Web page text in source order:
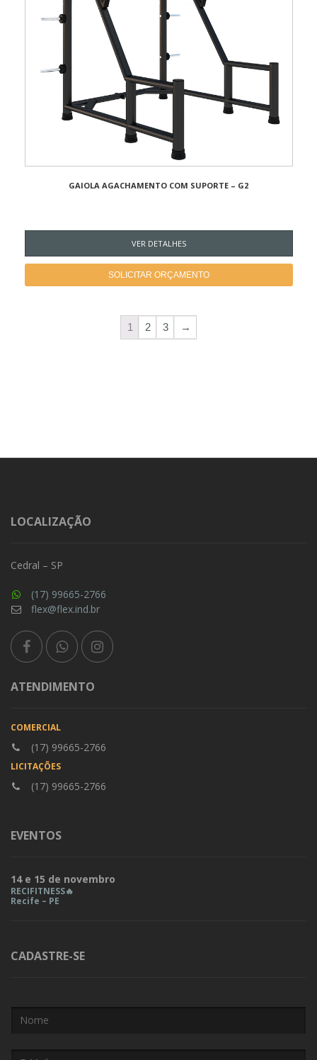
GAIOLA AGACHAMENTO COM SUPORTE – G2
VER DETALHES
SOLICITAR ORÇAMENTO
1 2 3 →
LOCALIZAÇÃO
Cedral – SP
(17) 99665-2766
flex@flex.ind.br
ATENDIMENTO
COMERCIAL
(17) 99665-2766
LICITAÇÕES
(17) 99665-2766
EVENTOS
14 e 15 de novembro
RECIFITNESS🔥
Recife – PE
CADASTRE-SE